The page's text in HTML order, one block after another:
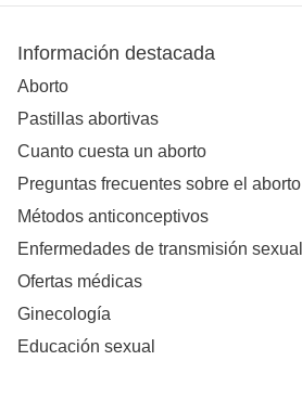
Información destacada
Aborto
Pastillas abortivas
Cuanto cuesta un aborto
Preguntas frecuentes sobre el aborto
Métodos anticonceptivos
Enfermedades de transmisión sexual
Ofertas médicas
Ginecología
Educación sexual